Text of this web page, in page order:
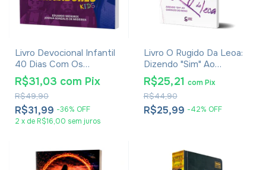
Livro Devocional Infantil
40 Dias Com Os
Vingadores Kids -
Eduardo Medeiros &
Joshua Gonzales
R$31,99 -36% OFF
R$49,90
R$31,03 com Pix
2 x de R$16,00 sem juros
Livro O Rugido Da Leoa:
Dizendo "Sim" Ao
Chamado Do Reino -
Miriam Soares
R$25,99 -42% OFF
R$44,90
R$25,21 com Pix